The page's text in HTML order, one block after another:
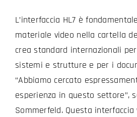
L’interfaccia HL7 è
materiale video nella cartella
crea standard internazionali
sistemi e strutture e per i
“Abbiamo cercato
esperienza in questo settore”,
Sommerfeld. Questa